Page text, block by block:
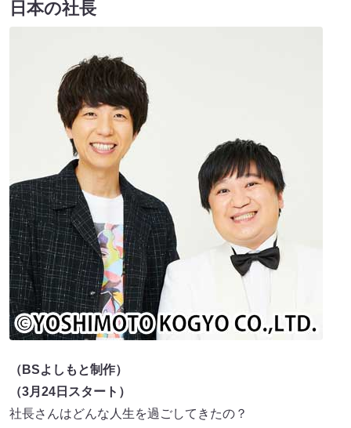
日本の社長
（BSよしもと制作）
（3月24日スタート）
社長さんはどんな人生を過ごしてきたの？